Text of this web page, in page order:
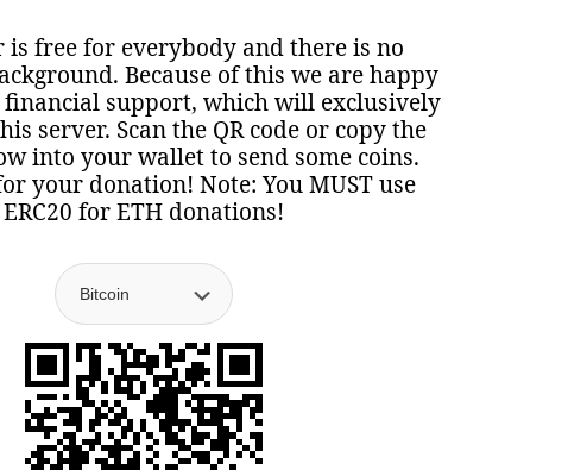
is free for everybody and there is no
Because of this we are happy
financial support, which will exclusively
server. Scan the QR code or copy the
into your wallet to send some coins.
your donation! Note: You MUST use
ERC20 for ETH donations!